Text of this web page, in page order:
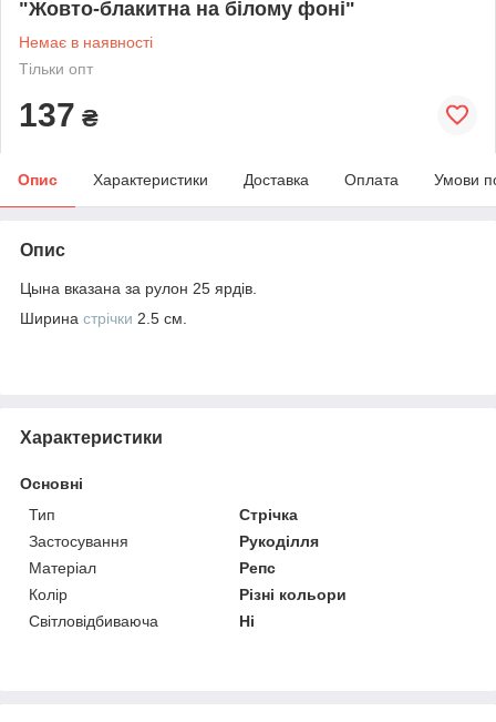
"Жовто-блакитна на білому фоні"
Немає в наявності
Тільки опт
137 ₴
Опис Характеристики Доставка Оплата Умови
Опис
Цына вказана за рулон 25 ярдів.
Ширина стрічки 2.5 см.
Характеристики
Основні
Тип
Стрічка
Застосування
Рукоділля
Матеріал
Репс
Колір
Різні кольори
Світловідбиваюча
Ні